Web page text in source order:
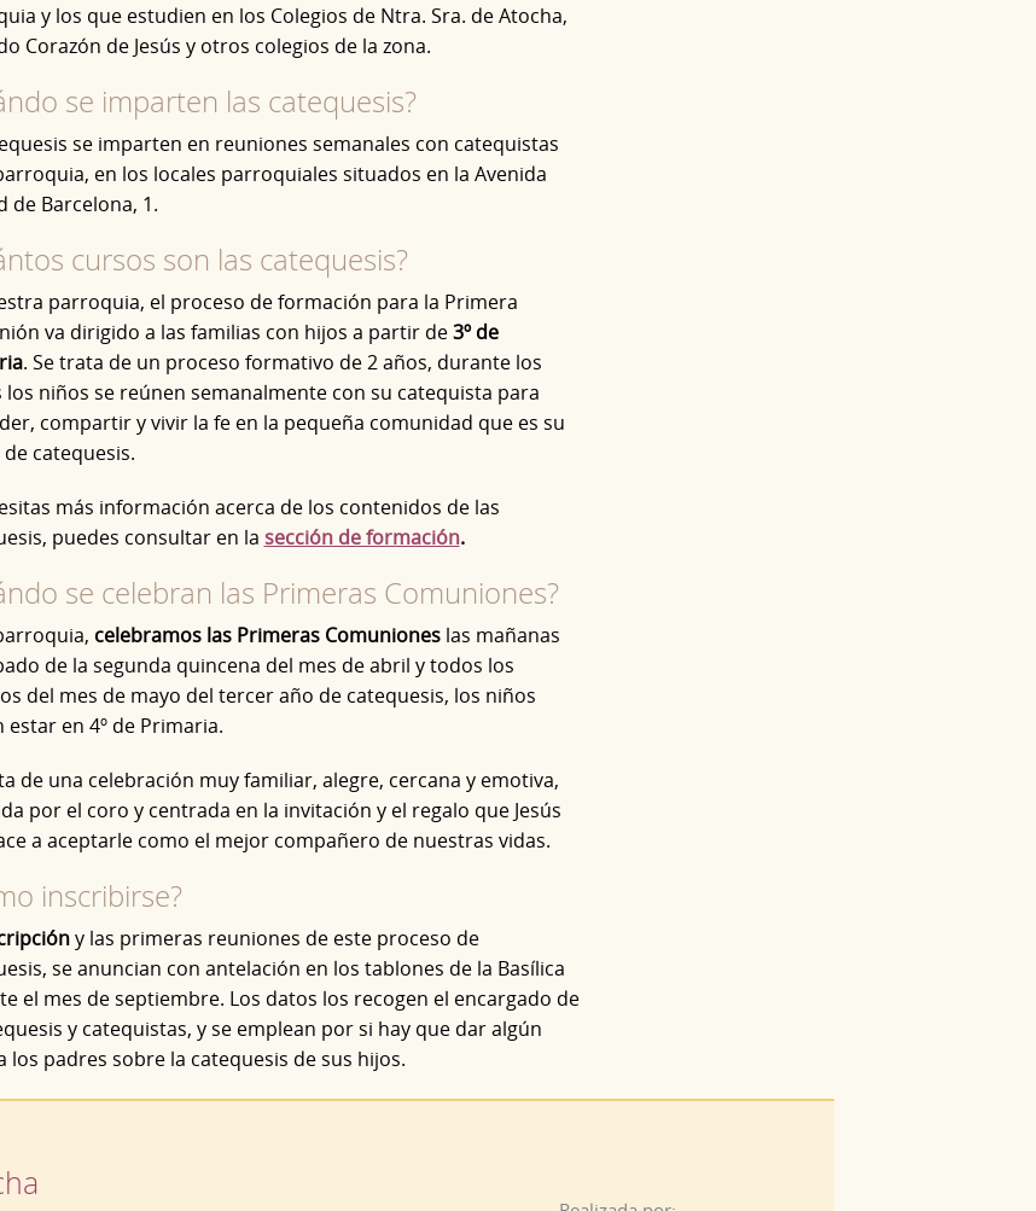
y los que estudien en los Colegios de Ntra. Sra. de Atocha,
Corazón de Jesús y otros colegios de la zona.
se imparten las catequesis?
se imparten en reuniones semanales con catequistas
en los locales parroquiales situados en la Avenida
de Barcelona, 1.
cursos son las catequesis?
parroquia, el proceso de formación para la Primera
va dirigido a las familias con hijos a partir de3º de
. Se trata de un proceso formativo de 2 años, durante los
los niños se reúnen semanalmente con su catequista para
compartir y vivir la fe en la pequeña comunidad que es su
catequesis.
más información acerca de los contenidos de las
puedes consultar en la sección de formación.
se celebran las Primeras Comuniones?
celebramos las Primeras Comunioneslas mañanas
de la segunda quincena del mes de abril y todos los
del mes de mayo del tercer año de catequesis, los niños
estar en 4º de Primaria.
de una celebración muy familiar, alegre, cercana y emotiva,
por el coro y centrada en la invitación y el regalo que Jesús
a aceptarle como el mejor compañero de nuestras vidas.
inscribirse?
y las primeras reuniones de este proceso de
se anuncian con antelación en los tablones de la Basílica
el mes de septiembre. Los datos los recogen el encargado de
y catequistas, y se emplean por si hay que dar algún
los padres sobre la catequesis de sus hijos.